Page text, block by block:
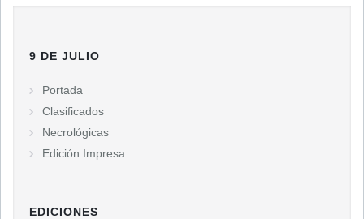
9 DE JULIO
Portada
Clasificados
Necrológicas
Edición Impresa
EDICIONES